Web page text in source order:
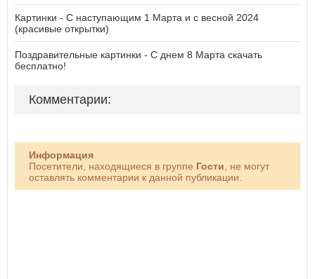
Картинки - С наступающим 1 Марта и с весной 2024
(красивые открытки)
Поздравительные картинки - С днем 8 Марта скачать
бесплатно!
Комментарии:
Информация
Посетители, находящиеся в группе Гости , не могут
оставлять комментарии к данной публикации.